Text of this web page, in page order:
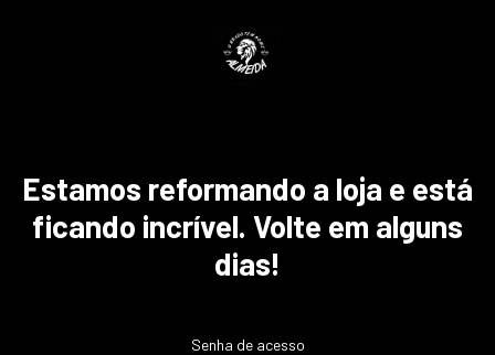
Estamos reformando a loja e está
ficando incrível. Volte em alguns
dias!
Senha de acesso